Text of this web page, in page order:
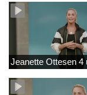
Jeanette Ottesen 4